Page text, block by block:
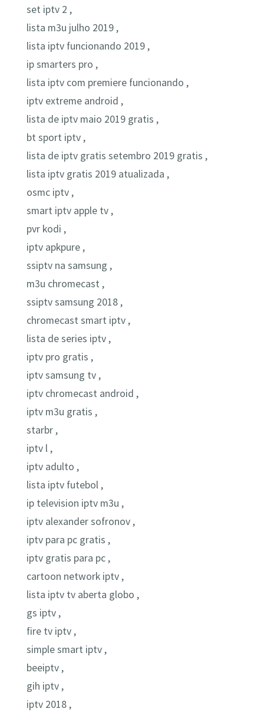
set iptv 2 ,
lista m3u julho 2019 ,
lista iptv funcionando 2019 ,
ip smarters pro ,
lista iptv com premiere funcionando ,
iptv extreme android ,
lista de iptv maio 2019 gratis ,
bt sport iptv ,
lista de iptv gratis setembro 2019 gratis ,
lista iptv gratis 2019 atualizada ,
osmc iptv ,
smart iptv apple tv ,
pvr kodi ,
iptv apkpure ,
ssiptv na samsung ,
m3u chromecast ,
ssiptv samsung 2018 ,
chromecast smart iptv ,
lista de series iptv ,
iptv pro gratis ,
iptv samsung tv ,
iptv chromecast android ,
iptv m3u gratis ,
starbr ,
iptv l ,
iptv adulto ,
lista iptv futebol ,
ip television iptv m3u ,
iptv alexander sofronov ,
iptv para pc gratis ,
iptv gratis para pc ,
cartoon network iptv ,
lista iptv tv aberta globo ,
gs iptv ,
fire tv iptv ,
simple smart iptv ,
beeiptv ,
gih iptv ,
iptv 2018 ,